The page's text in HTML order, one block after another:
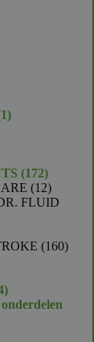
11
172172
producten
1212
producten
FLUID
160160
1174
producten